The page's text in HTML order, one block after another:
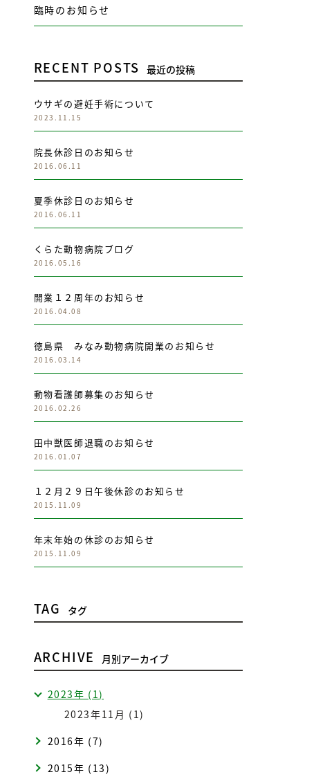
臨時のお知らせ
RECENT POSTS 最近の投稿
ウサギの避妊手術について
2023.11.15
院長休診日のお知らせ
2016.06.11
夏季休診日のお知らせ
2016.06.11
くらた動物病院ブログ
2016.05.16
開業１２周年のお知らせ
2016.04.08
徳島県 みなみ動物病院開業のお知らせ
2016.03.14
動物看護師募集のお知らせ
2016.02.26
田中獣医師退職のお知らせ
2016.01.07
１２月２９日午後休診のお知らせ
2015.11.09
年末年始の休診のお知らせ
2015.11.09
TAG タグ
ARCHIVE 月別アーカイブ
2023年 (1)
2023年11月 (1)
2016年 (7)
2015年 (13)